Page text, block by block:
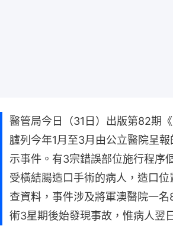
醫管局今日（31日）出版第82期
臚列今年1月至3月由公立醫院呈
示事件。有3宗錯誤部位施行程序
受橫結腸造口手術的病人，造口位
查資料，事件涉及將軍澳醫院一
術3星期後始發現事故，惟病人翌